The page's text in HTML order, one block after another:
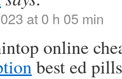
at 0 h 05 min
online
best ed pills